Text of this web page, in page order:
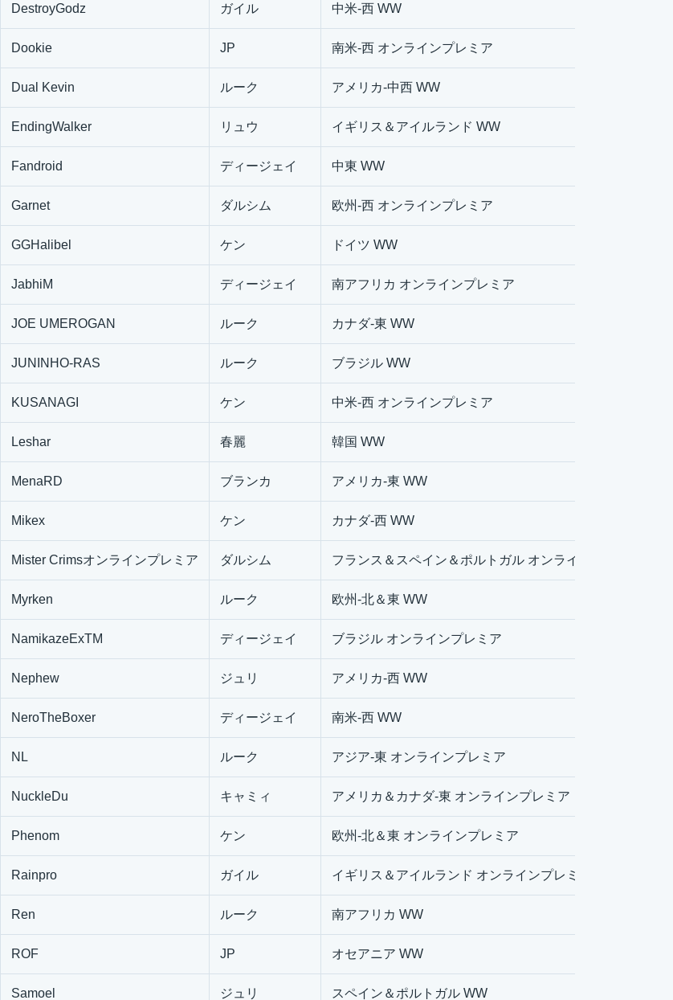
DestroyGodz ガイル 中米-西 WW
Dookie JP 南米-西 オンラインプレミア
Dual Kevin ルーク アメリカ-中西 WW
EndingWalker リュウ イギリス＆アイルランド WW
Fandroid ディージェイ 中東 WW
Garnet ダルシム 欧州-西 オンラインプレミア
GGHalibel ケン ドイツ WW
JabhiM ディージェイ 南アフリカ オンラインプレミア
JOE UMEROGAN ルーク カナダ-東 WW
JUNINHO-RAS ルーク ブラジル WW
KUSANAGI ケン 中米-西 オンラインプレミア
Leshar 春麗 韓国 WW
MenaRD ブランカ アメリカ-東 WW
Mikex ケン カナダ-西 WW
Mister Crimsオンラインプレミア ダルシム フランス＆スペイン＆ポルトガル オンラインプレミア
Myrken ルーク 欧州-北＆東 WW
NamikazeExTM ディージェイ ブラジル オンラインプレミア
Nephew ジュリ アメリカ-西 WW
NeroTheBoxer ディージェイ 南米-西 WW
NL ルーク アジア-東 オンラインプレミア
NuckleDu キャミィ アメリカ＆カナダ-東 オンラインプレミア
Phenom ケン 欧州-北＆東 オンラインプレミア
Rainpro ガイル イギリス＆アイルランド オンラインプレミア
Ren ルーク 南アフリカ WW
ROF JP オセアニア WW
Samoel ジュリ スペイン＆ポルトガル WW